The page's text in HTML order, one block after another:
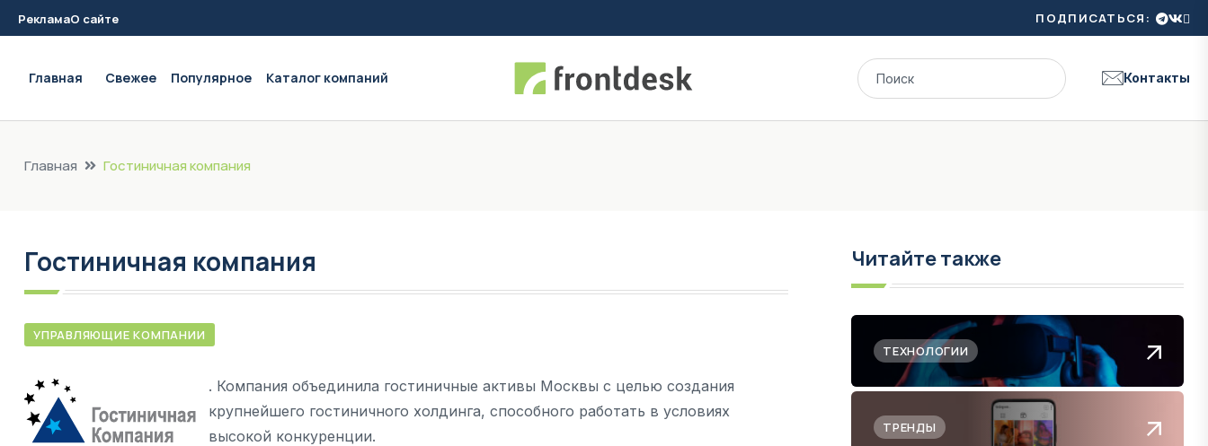
РекламаО сайте ПОДПИСАТЬСЯ:
Главная Свежее Популярное Каталог компаний Контакты
Главная Гостиничная компания
Гостиничная компания
УПРАВЛЯЮЩИЕ КОМПАНИИ
. Компания объединила гостиничные активы Москвы с целью создания
крупнейшего гостиничного холдинга, способного работать в условиях
высокой конкуренции.
Читайте также
ТЕХНОЛОГИИ
ТРЕНДЫ